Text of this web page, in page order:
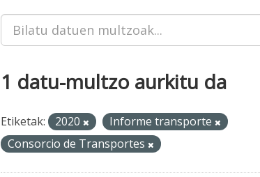
1 datu-multzo aurkitu da
Etiketak: 2020
Informe transporte
Consorcio de Transportes